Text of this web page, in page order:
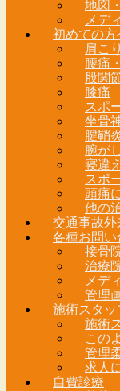
地図
メデ
初めての方
肩こ
腰痛
股関
膝痛
スポ
坐骨
腱鞘
腕が
寝違え
スポ
頭痛
他の
交通事故外
各種お問い
接骨
治療
メデ
管理
施術スタッ
施術
この
管理
求人
自費診療